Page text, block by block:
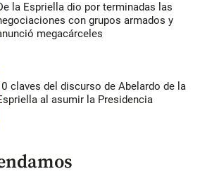
la Espriella dio por terminadas las
con grupos armados y
megacárceles
claves del discurso de Abelardo de la
al asumir la Presidencia